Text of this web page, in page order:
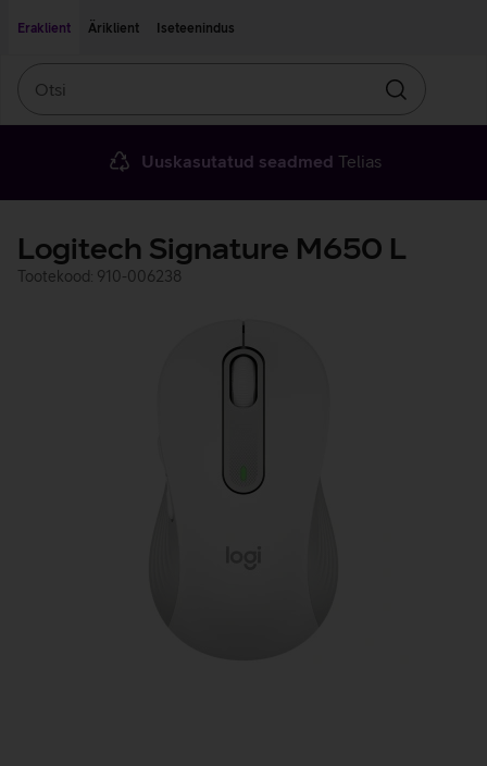
Eraklient
Äriklient Iseteenindus
Otsin
Uuskasutatud seadmed Telias
Logitech Signature M650 L
Tootekood: 910-006238